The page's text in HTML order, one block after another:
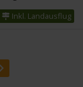
Inkl. Landausflug